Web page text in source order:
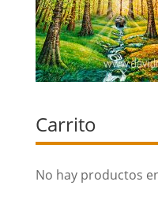
Carrito
No hay productos